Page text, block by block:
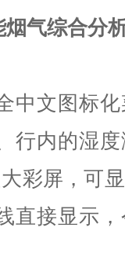
烟气综合分
中文图标
行内的湿
彩屏，可
直接显示